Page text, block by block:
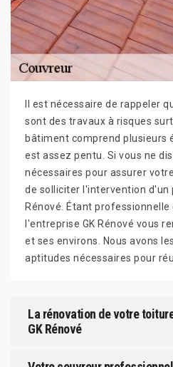
Il est nécessaire de rappeler
sont des travaux à risques
bâtiment comprend plusieurs
est assez pentu. Si vous ne
nécessaires pour assurer
de solliciter l'intervention d'un
Rénové. Étant professionnelle
l'entreprise GK Rénové vous
et ses environs. Nous avons
aptitudes nécessaires pour
La rénovation de votre
GK Rénové